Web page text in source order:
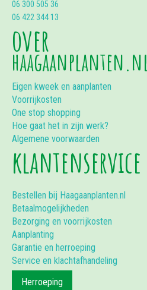
06 300 505 36
06 422 344 13
over
haagaanplanten.nl
Eigen kweek en aanplanten
Voorrijkosten
One stop shopping
Hoe gaat het in zijn werk?
Algemene voorwaarden
klantenservice
Bestellen bij Haagaanplanten.nl
Betaalmogelijkheden
Bezorging en voorrijkosten
Aanplanting
Garantie en herroeping
Service en klachtafhandeling
Herroeping